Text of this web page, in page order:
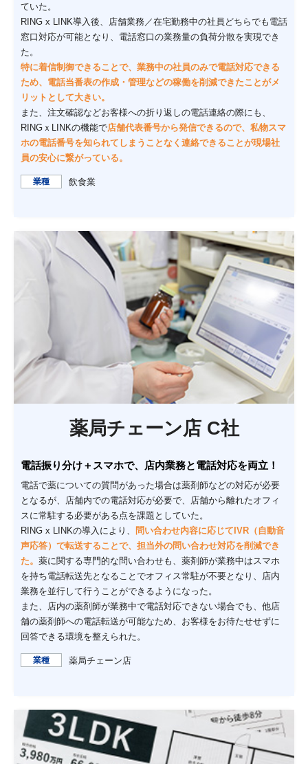
ていた。
RING x LINK導入後、店舗業務／在宅勤務中の社員どちらでも電話
窓口対応が可能となり、電話窓口の業務量の負荷分散を実現でき
た。
特に着信制御できることで、業務中の社員のみで電話対応できる
ため、電話当番表の作成・管理などの稼働を削減できたことがメ
リットとして大きい。
また、注文確認などお客様への折り返しの電話連絡の際にも、
RINGｘLINKの機能で店舗代表番号から発信できるので、私物スマ
ホの電話番号を知られてしまうことなく連絡できることが現場社
員の安心に繋がっている。
業種 飲食業
薬局チェーン店 C社
電話振り分け＋スマホで、店内業務と電話対応を両立！
電話で薬についての質問があった場合は薬剤師などの対応が必要
となるが、店舗内での電話対応が必要で、店舗から離れたオフィ
スに常駐する必要がある点を課題としていた。
RING x LINKの導入により、
問い合わせ内容に応じてIVR（自動音
声応答）で転送することで、担当外の問い合わせ対応を削減でき
た。 薬に関する専門的な問い合わせも、薬剤師が業務中はスマホ
を持ち電話転送先となることでオフィス常駐が不要となり、店内
業務を並行して行うことができるようになった。
また、店内の薬剤師が業務中で電話対応できない場合でも、他店
舗の薬剤師への電話転送が可能なため、お客様をお待たせせずに
回答できる環境を整えられた。
業種 薬局チェーン店